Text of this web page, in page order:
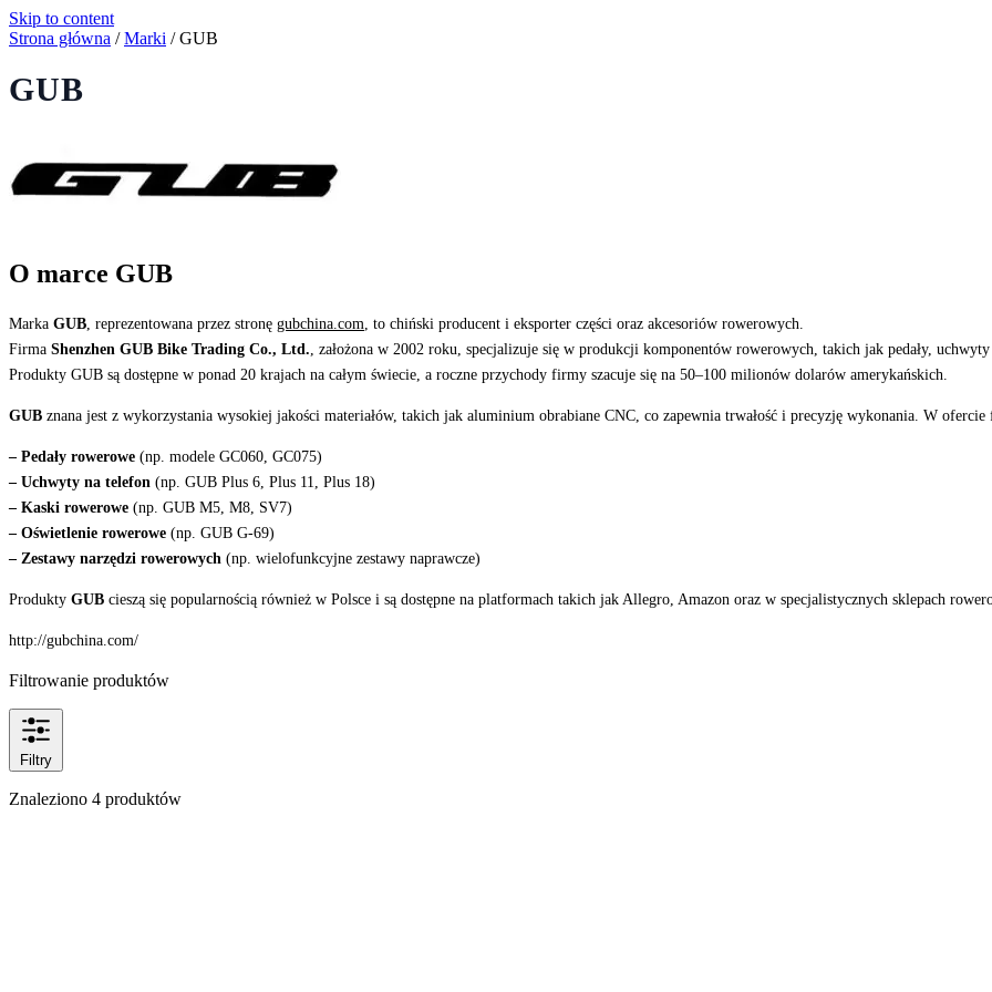
Skip to content
Strona główna / Marki / GUB
GUB
O marce GUB
Marka GUB, reprezentowana przez stronę gubchina.com, to chiński producent i eksporter części oraz akcesoriów rowerowych.
Firma Shenzhen GUB Bike Trading Co., Ltd., założona w 2002 roku, specjalizuje się w produkcji komponentów rowerowych, takich jak pedały,
Produkty GUB są dostępne w ponad 20 krajach na całym świecie, a roczne przychody firmy szacuje się na 50–100 milionów dolarów amerykańskich.
GUB znana jest z wykorzystania wysokiej jakości materiałów, takich jak aluminium obrabiane CNC, co zapewnia trwałość i precyzję wykonania. W ofercie
– Pedały rowerowe (np. modele GC060, GC075)
– Uchwyty na telefon (np. GUB Plus 6, Plus 11, Plus 18)
– Kaski rowerowe (np. GUB M5, M8, SV7)
– Oświetlenie rowerowe (np. GUB G-69)
– Zestawy narzędzi rowerowych (np. wielofunkcyjne zestawy naprawcze)
Produkty GUB cieszą się popularnością również w Polsce i są dostępne na platformach takich jak Allegro, Amazon oraz w specjalistycznych sklepach
http://gubchina.com/
Filtrowanie produktów
Filtry
Znaleziono 4 produktów